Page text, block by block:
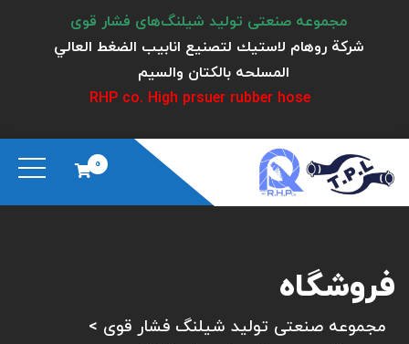
مجموعه صنعتی تولید شیلنگ‌های فشار قوی
شركة روهام لاستيك لتصنيع انابيب الضغط العالي
المسلحه بالكتان والسيم
RHP co. High prsuer rubber hose
0
فروشگاه
مجموعه صنعتی تولید شیلنگ فشار قوی >